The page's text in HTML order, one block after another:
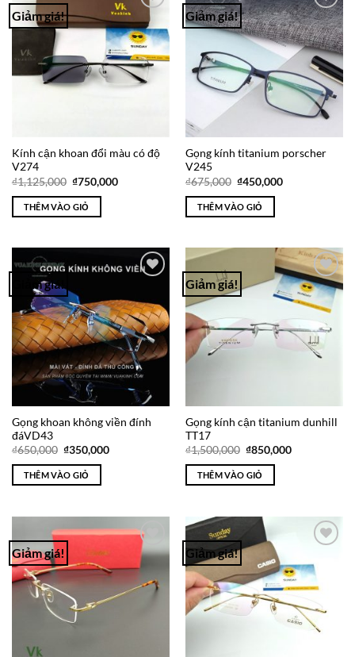
Giảm giá!
Add to
Wishlist
Kính cận khoan đổi màu có độ
V274
₫1,125,000 Giá
là:
₫1,125,000.
₫750,000Giá
THÊM VÀO GIỎ
Giảm giá!
Add to
Wishlist
Gọng kính titanium porscher
V245
₫675,000 Giá
là:
₫675,000.
₫450,000Giá
THÊM VÀO GIỎ
Giảm giá!
Wishlist
Gọng khoan không viền đính
đáVD43
₫650,000 Giá
là:
₫650,000.
₫350,000Giá
THÊM VÀO GIỎ
Giảm giá!
Add to
Wishlist
Gọng kính cận titanium dunhill
TT17
₫1,500,000 Giá
là:
₫1,500,000.
₫850,000Giá
THÊM VÀO GIỎ
Giảm giá!
Add to
Wishlist
Giảm giá!
Wishlist